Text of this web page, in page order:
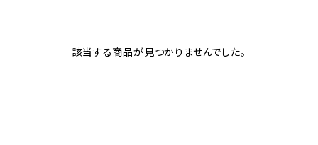
該当する商品が見つかりませんでした。